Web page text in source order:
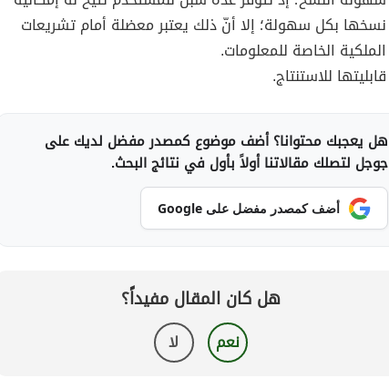
نسخها بكل سهولة؛ إلا أنّ ذلك يعتبر معضلة أمام تشريعات
الملكية الخاصة للمعلومات.
قابليتها للاستنتاج.
هل يعجبك محتوانا؟ أضف موضوع كمصدر مفضل لديك على
جوجل لتصلك مقالاتنا أولاً بأول في نتائج البحث.
أضف كمصدر مفضل على Google
هل كان المقال مفيداً؟
نعم لا